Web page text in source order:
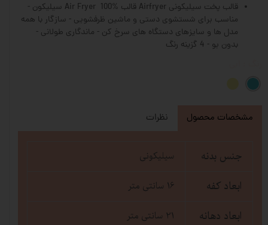
قالب پخت سیلیکونی Airfryer قالب Air Fryer 100% سیلیکون -
مناسب برای شستشوی دستی و ماشین ظرفشویی - سازگار با همه
مدل ها و سایزهای دستگاه های سرخ کن - ماندگاری طولانی -
بدون بو - 4 گزینه رنگ
مشخصات محصول نظرات
جنس بدنه سیلیکونی
ابعاد کفه 16 سانتی متر
ابعاد دهانه 21 سانتی متر